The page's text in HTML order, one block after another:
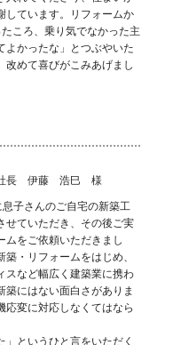
しています。リフォームか
ころ、乗り気でなかった主
よかったな」とつぶやいた
改めて喜びがこみあげまし
社長 伊藤 浩巳 様
子さんのご自宅の新築工
せていただき、その後ご実
ムをご依頼いただきまし
築・リフォームをはじめ、
スなど幅広く建築業に携わ
築にはない面白さがありま
応変に対応しなくてはなら
というひと言をいただく